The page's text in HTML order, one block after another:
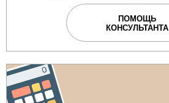
ПОМОЩЬ
КОНСУЛЬТАНТА